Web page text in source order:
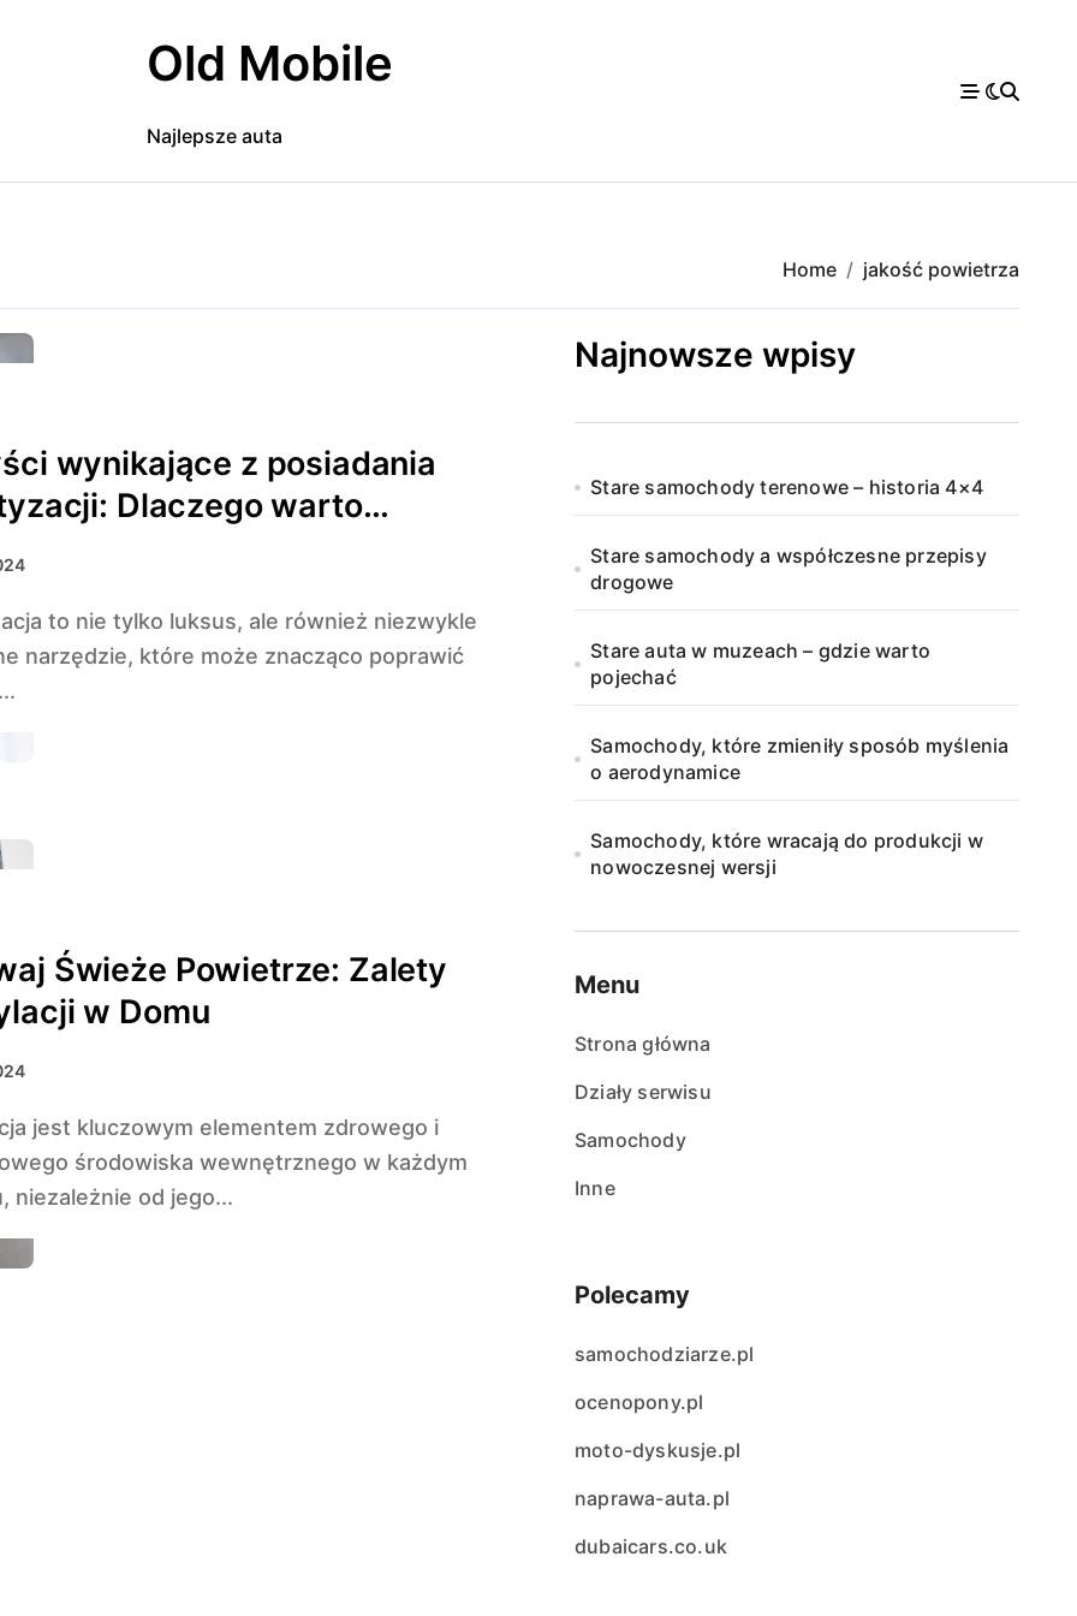
Old Mobile
Najlepsze auta
Home jakość powietrza
wynikające z posiadania
Dlaczego warto
w system chłodzenia
narzędzie, które może znacząco poprawić
Świeże Powietrze: Zalety
w Domu
środowiska wewnętrznego w każdym
niezależnie od jego...
Najnowsze wpisy
Stare samochody terenowe – historia 4×4
Stare samochody a współczesne przepisy
drogowe
Stare auta w muzeach – gdzie warto
pojechać
Samochody, które zmieniły sposób myślenia
o aerodynamice
Samochody, które wracają do produkcji w
nowoczesnej wersji
Menu
Strona główna
Działy serwisu
Samochody
Inne
Polecamy
samochodziarze.pl
ocenopony.pl
moto-dyskusje.pl
naprawa-auta.pl
dubaicars.co.uk